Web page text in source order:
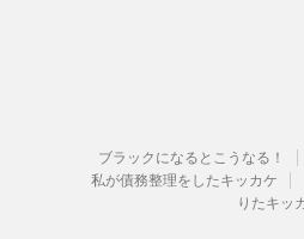
ブラックになるとこうなる！
私が債務整理をしたキッカケ
りたキッ